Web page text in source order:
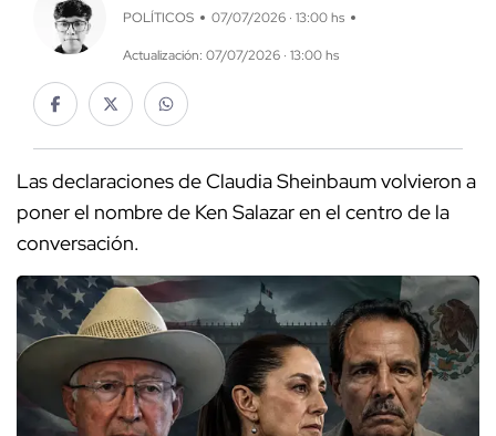
POLÍTICOS 07/07/2026 · 13:00 hs
Actualización: 07/07/2026 · 13:00 hs
Las declaraciones de Claudia Sheinbaum volvieron a
poner el nombre de Ken Salazar en el centro de la
conversación.